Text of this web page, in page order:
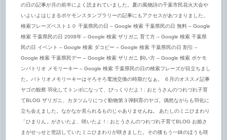
の日の記事が月の前半によく読まれていました。夏の風物詩の千葉市民花火大会や
いよいよはじまるポケモンスタンプラリーの記事にもアクセスがあつまりました。
検索フレーズベスト１０ 千葉県民の日 – Google 検索 千葉県民の日 無料 – Google
検索 千葉県民の日 2008年 – Google 検索 ザリガニ 育て方 – Google 検索 千葉県
民の日 イベント – Google 検索 ダコビー – Google 検索 千葉県民の日 割引 –
Google 検索 千葉県民デー – Google 検索 ザリガニ 飼い方 – Google 検索 ポケモ
ンバトリオ メモリーキー – Google 検索 千葉県民の日の検索フレーズが目立ちまし
た。バトリオメモリーキーはそろそろ電池交換の時期だなぁ。 ６月のオススメ記事
ヤゴの観察 羽化してトンボになって、びっくりだよ！: おとうさんのつれづれ子育
てBLOG ザリガニ、カタツムリにつぐ動物第３弾飼育のヤゴ。偶然ながらも羽化に
立ち会えました。なかなか見られるものじゃありませんね。 あたしのミニひまわり
「ひまりん」がさいたよ、咲いたよ！: おとうさんのつれづれ子育てBLOG お姫さ
まがせっせと世話していたミニひまわりが咲きました。その後もう一鉢のほうも咲